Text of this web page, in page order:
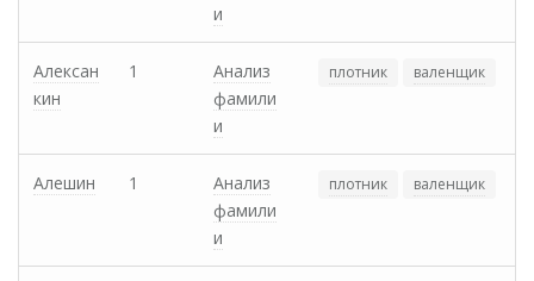
и
Алексан
кин
1
Анализ
фамили
и
плотник валенщик
Алешин 1
Анализ
фамили
и
плотник валенщик